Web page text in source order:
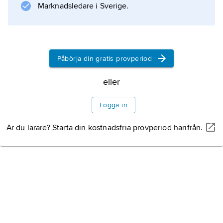
kermessköldlöss samt med
Information om artikeln
Marknadsledare i Sverige.
Påbörja din gratis provperiod
eller
Logga in
Är du lärare? Starta din kostnadsfria provperiod härifrån.